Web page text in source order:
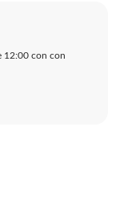
12:00 con con